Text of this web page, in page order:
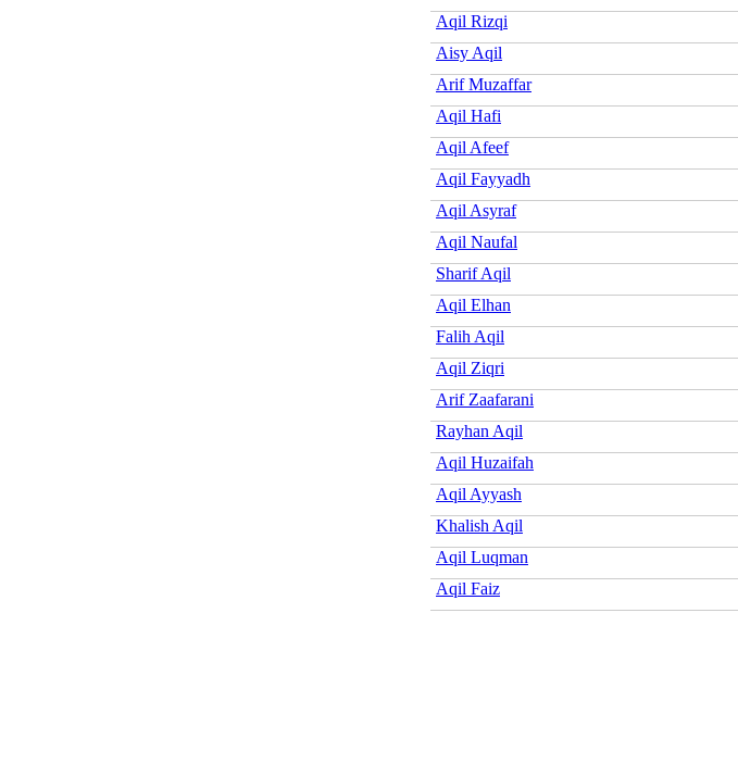
Aqil Rizqi
Aisy Aqil
Arif Muzaffar
Aqil Hafi
Aqil Afeef
Aqil Fayyadh
Aqil Asyraf
Aqil Naufal
Sharif Aqil
Aqil Elhan
Falih Aqil
Aqil Ziqri
Arif Zaafarani
Rayhan Aqil
Aqil Huzaifah
Aqil Ayyash
Khalish Aqil
Aqil Luqman
Aqil Faiz